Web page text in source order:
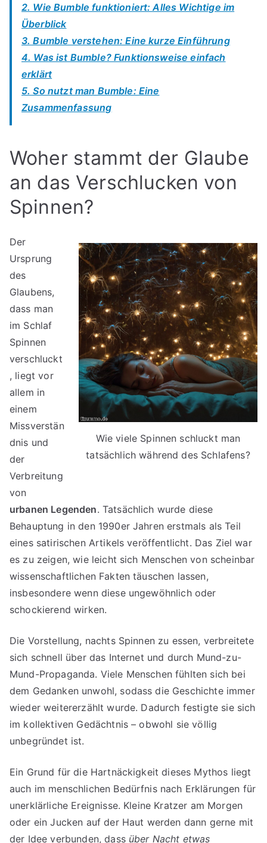
2. Wie Bumble funktioniert: Alles Wichtige im
Überblick
3. Bumble verstehen: Eine kurze Einführung
4. Was ist Bumble? Funktionsweise einfach
erklärt
5. So nutzt man Bumble: Eine
Zusammenfassung
Woher stammt der Glaube
an das Verschlucken von
Spinnen?
Wie viele Spinnen schluckt man
tatsächlich während des Schlafens?
Der
Ursprung
des
Glaubens,
dass man
im Schlaf
Spinnen
verschluckt
, liegt vor
allem in
einem
Missverstän
dnis und
der
Verbreitung
von
urbanen Legenden. Tatsächlich wurde diese
Behauptung in den 1990er Jahren erstmals als Teil
eines satirischen Artikels veröffentlicht. Das Ziel war
es zu zeigen, wie leicht sich Menschen von scheinbar
wissenschaftlichen Fakten täuschen lassen,
insbesondere wenn diese ungewöhnlich oder
schockierend wirken.
Die Vorstellung, nachts Spinnen zu essen, verbreitete
sich schnell über das Internet und durch Mund-zu-
Mund-Propaganda. Viele Menschen fühlten sich bei
dem Gedanken unwohl, sodass die Geschichte immer
wieder weitererzählt wurde. Dadurch festigte sie sich
im kollektiven Gedächtnis – obwohl sie völlig
unbegründet ist.
Ein Grund für die Hartnäckigkeit dieses Mythos liegt
auch im menschlichen Bedürfnis nach Erklärungen für
unerklärliche Ereignisse. Kleine Kratzer am Morgen
oder ein Jucken auf der Haut werden dann gerne mit
der Idee verbunden, dass über Nacht etwas